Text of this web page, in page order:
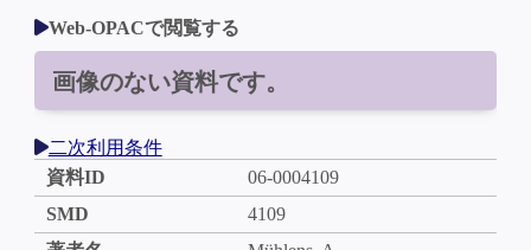
Web-OPACで閲覧する
画像のない資料です。
二次利用条件
資料ID
06-0004109
SMD
4109